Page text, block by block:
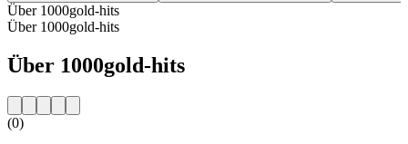
Über 1000gold-hits
Über 1000gold-hits
Über 1000gold-hits
(0)